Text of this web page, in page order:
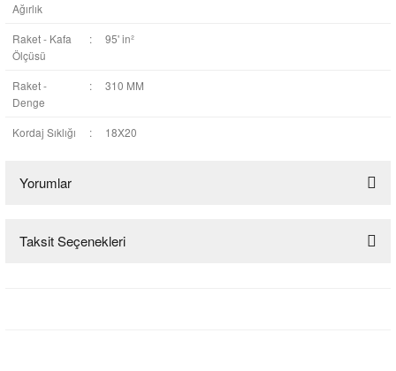
Ağırlık
Raket - Kafa
Ölçüsü
: 95' in²
Raket -
Denge
: 310 MM
Kordaj Sıklığı : 18X20
Yorumlar
Bu ürüne ilk yorumu siz yapın!
Taksit Seçenekleri